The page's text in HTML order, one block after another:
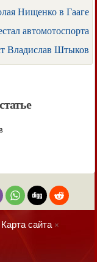
Нищенко в Гааге
автомотоспорта
Владислав Штыков
Карта сайта×